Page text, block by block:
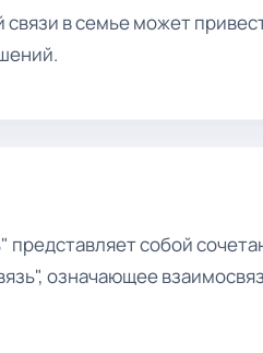
связи в семье может
собой
означающее